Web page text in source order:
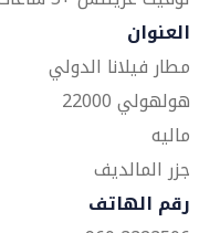
العنوان
مطار فيلانا الدولي
هولهولي 22000
ماليه
جزر المالديف
رقم الهاتف